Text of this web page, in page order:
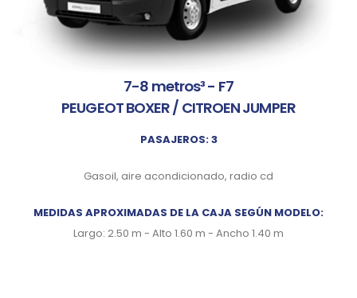
7-8 metros³ - F7
PEUGEOT BOXER / CITROEN JUMPER
PASAJEROS: 3
Gasoil, aire acondicionado, radio cd
MEDIDAS APROXIMADAS DE LA CAJA SEGÚN MODELO:
Largo: 2.50 m - Alto 1.60 m - Ancho 1.40 m